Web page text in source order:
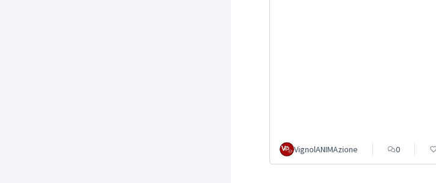
VignolANIMAzione 0